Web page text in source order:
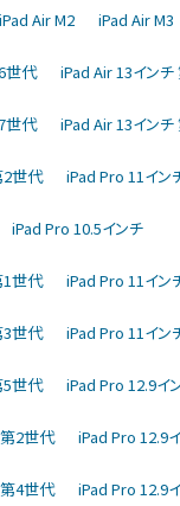
iPad Air M2 iPad Air M3
世代 iPad Air 13イン
世代 iPad Air 13イン
2世代 iPad Pro 11イン
iPad Pro 10.5インチ
1世代 iPad Pro 11イン
3世代 iPad Pro 11イン
5世代 iPad Pro 12.9イ
2世代 iPad Pro 12.9
4世代 iPad Pro 12.9